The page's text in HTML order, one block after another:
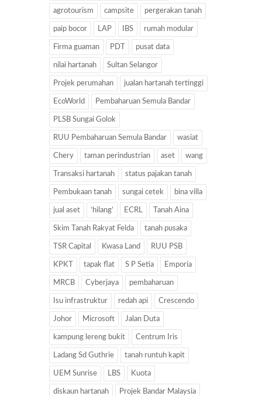
agrotourism campsite pergerakan tanah
paip bocor LAP IBS rumah modular
Firma guaman PDT pusat data
nilai hartanah Sultan Selangor
Projek perumahan jualan hartanah tertinggi
EcoWorld Pembaharuan Semula Bandar
PLSB Sungai Golok
RUU Pembaharuan Semula Bandar wasiat
Chery taman perindustrian aset wang
Transaksi hartanah status pajakan tanah
Pembukaan tanah sungai cetek bina villa
jual aset ‘hilang’ ECRL Tanah Aina
Skim Tanah Rakyat Felda tanah pusaka
TSR Capital Kwasa Land RUU PSB
KPKT tapak flat S P Setia Emporia
MRCB Cyberjaya pembaharuan
Isu infrastruktur redah api Crescendo
Johor Microsoft Jalan Duta
kampung lereng bukit Centrum Iris
Ladang Sd Guthrie tanah runtuh kapit
UEM Sunrise LBS Kuota
diskaun hartanah Projek Bandar Malaysia